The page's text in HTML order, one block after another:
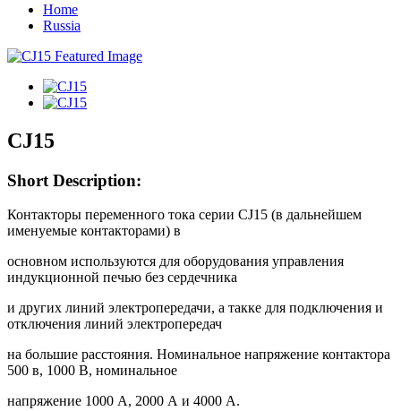
Home
Russia
CJ15
Short Description:
Контакторы переменного тока серии СJ15 (в дальнейшем
именуемые контакторами) в
основном используются для оборудования управления
индукционной печью без сердечника
и других линий электропередачи, а такке для подключения и
отключения линий электропередач
на большие расстояния. Номинальное напряжение контактора
500 в, 1000 В, номинальное
напряжение 1000 А, 2000 А и 4000 A.